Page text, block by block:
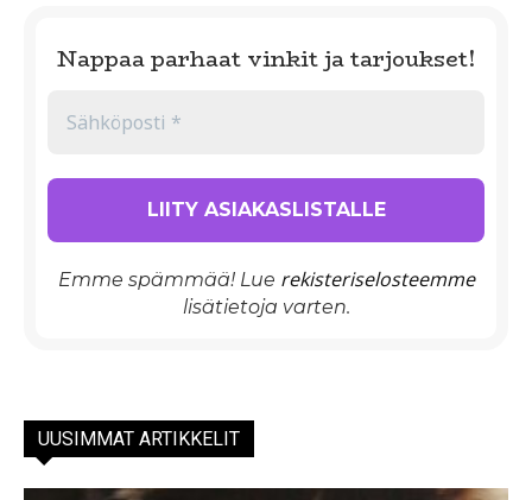
Nappaa parhaat vinkit ja tarjoukset!
Emme spämmää! Lue rekisteriselosteemme
lisätietoja varten.
UUSIMMAT ARTIKKELIT